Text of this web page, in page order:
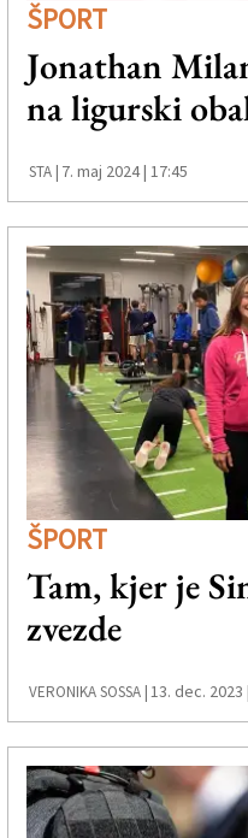
Oglasi
Založnik
Zadruga PD
Naročnine
ŠPORT
Jonathan
na ligurski
STA | 7. maj 2024 | 17:45
ŠPORT
Tam, kjer je
zvezde
VERONIKA SOSSA | 13. dec. 2023